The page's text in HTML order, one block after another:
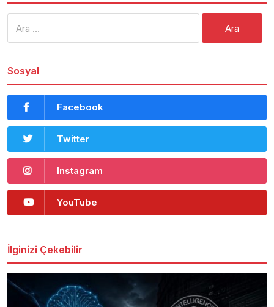
Sosyal
Facebook
Twitter
Instagram
YouTube
İlginizi Çekebilir